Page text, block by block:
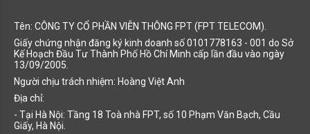
Tên: CÔNG TY CỔ PHẦN VIỄN THÔNG FPT (FPT TELECOM).
Giấy chứng nhận đăng ký kinh doanh số 0101778163 - 001 do Sở
Kế Hoạch Đầu Tư Thành Phố Hồ Chí Minh cấp lần đầu vào ngày
13/09/2005.
Người chịu trách nhiệm: Hoàng Việt Anh
Địa chỉ:
- Tại Hà Nội: Tầng 18 Toà nhà FPT, số 10 Phạm Văn Bạch, Cầu
Giấy, Hà Nội.